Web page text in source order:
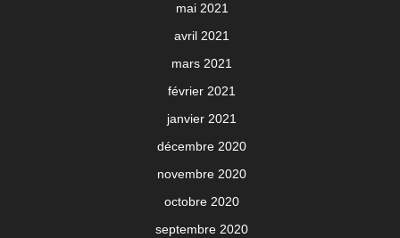
mai 2021
avril 2021
mars 2021
février 2021
janvier 2021
décembre 2020
novembre 2020
octobre 2020
septembre 2020